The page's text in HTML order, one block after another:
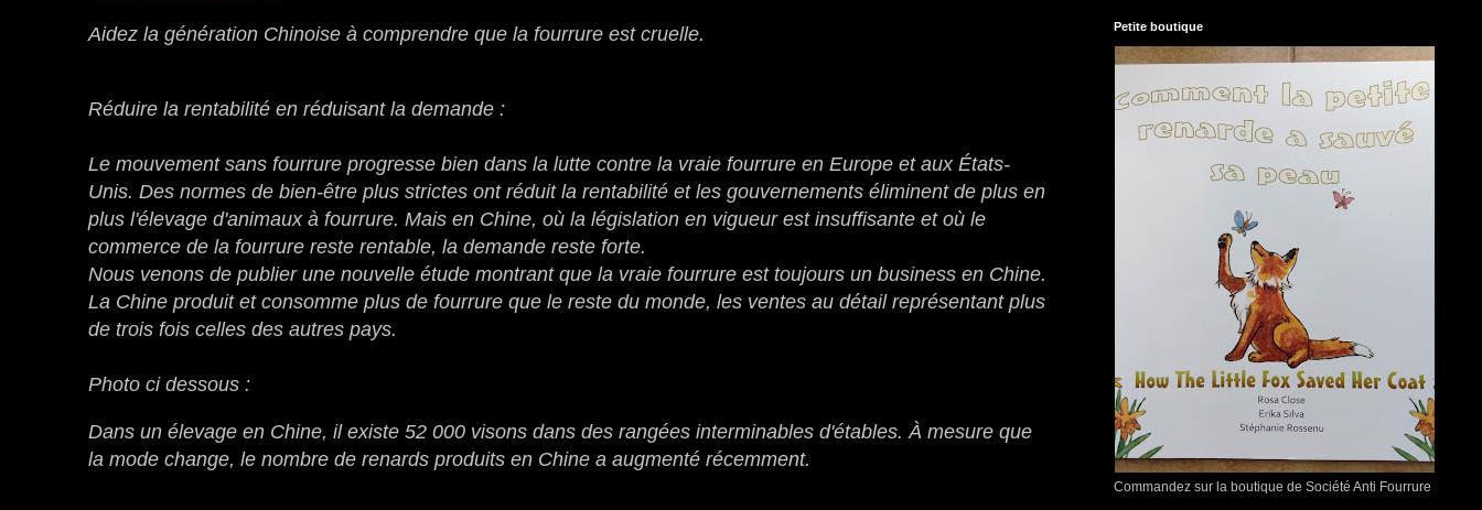
Aidez la génération Chinoise à comprendre que la fourrure est cruelle.
Réduire la rentabilité en réduisant la demande :
Le mouvement sans fourrure progresse bien dans la lutte contre la vraie fourrure en Europe et aux États-
Unis. Des normes de bien-être plus strictes ont réduit la rentabilité et les gouvernements éliminent de plus en
plus l'élevage d'animaux à fourrure. Mais en Chine, où la législation en vigueur est insuffisante et où le
commerce de la fourrure reste rentable, la demande reste forte.
Nous venons de publier une nouvelle étude montrant que la vraie fourrure est toujours un business en Chine.
La Chine produit et consomme plus de fourrure que le reste du monde, les ventes au détail représentant plus
de trois fois celles des autres pays.
Photo ci dessous :
Dans un élevage en Chine, il existe 52 000 visons dans des rangées interminables d'étables. À mesure que
la mode change, le nombre de renards produits en Chine a augmenté récemment.
Petite boutique
Commandez sur la boutique de Société Anti Fourrure